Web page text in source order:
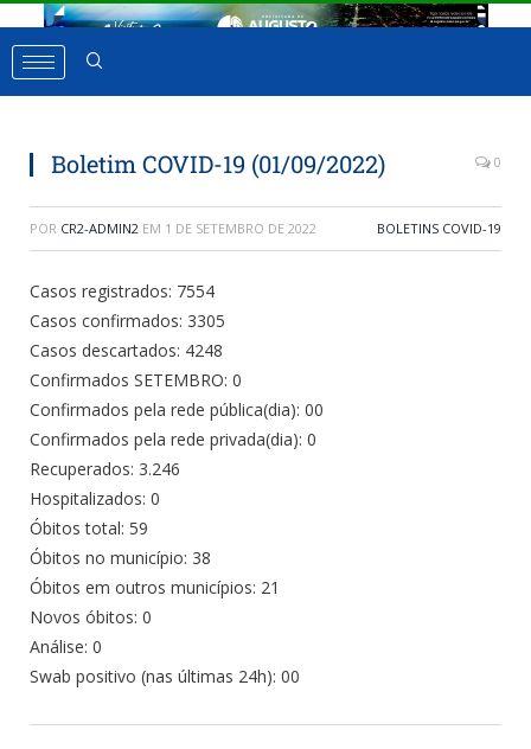
Boletim COVID-19 (01/09/2022) 0
POR CR2-ADMIN2 EM 1 DE SETEMBRO DE 2022 BOLETINS COVID-19
Casos registrados: 7554
Casos confirmados: 3305
Casos descartados: 4248
Confirmados SETEMBRO: 0
Confirmados pela rede pública(dia): 00
Confirmados pela rede privada(dia): 0
Recuperados: 3.246
Hospitalizados: 0
Óbitos total: 59
Óbitos no município: 38
Óbitos em outros municípios: 21
Novos óbitos: 0
Análise: 0
Swab positivo (nas últimas 24h): 00